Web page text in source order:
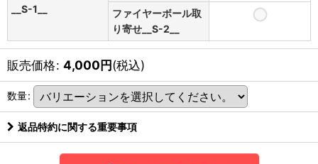
__S-1__
ファイヤーボール取
り寄せ__S-2__
販売価格: 4,000円(税込)
数量:
返品特約に関する重要事項